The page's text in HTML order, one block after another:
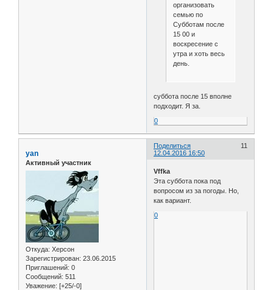
организовать
семью по
Субботам после
15 00 и
воскресение с
утра и хоть весь
день.
суббота после 15 вполне
подходит. Я за.
0
Поделиться
11
12.04.2016 16:50
yan
Активный участник
Откуда: Херсон
Зарегистрирован: 23.06.2015
Приглашений: 0
Сообщений: 511
Уважение: [+25/-0]
Vffka
Эта суббота пока под
вопросом из за погоды. Но,
как вариант.
0